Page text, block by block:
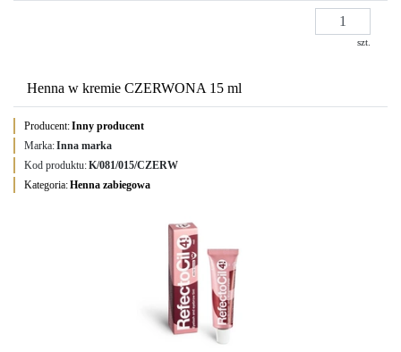
szt.
Henna w kremie CZERWONA 15 ml
Producent:Inny producent
Marka:Inna marka
Kod produktu:K/081/015/CZERW
Kategoria:Henna zabiegowa